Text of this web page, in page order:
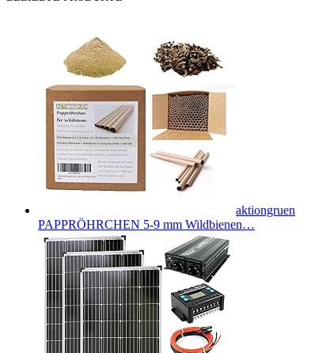
aktiongruen
PAPPRÖHRCHEN 5-9 mm Wildbienen…